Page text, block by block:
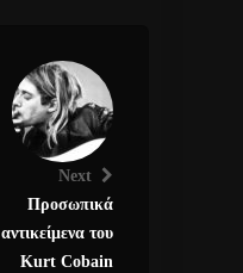
Next
Προσωπικά
αντικείμενα του
Kurt Cobain